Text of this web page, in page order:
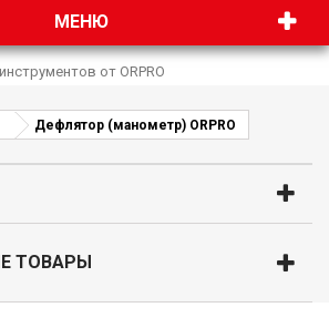
МЕНЮ
Дефлятор (манометр) ORPRO
ТОВАРЫ